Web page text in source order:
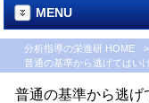
MENU
分析指導の栄進研 HOME >
普通の基準から逃げてはい
普通の基準から逃げ